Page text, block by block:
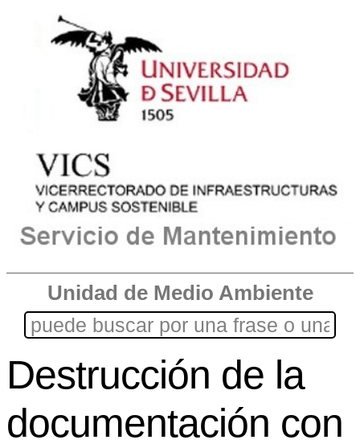
Unidad de Medio Ambiente
Destrucción de la
documentación con